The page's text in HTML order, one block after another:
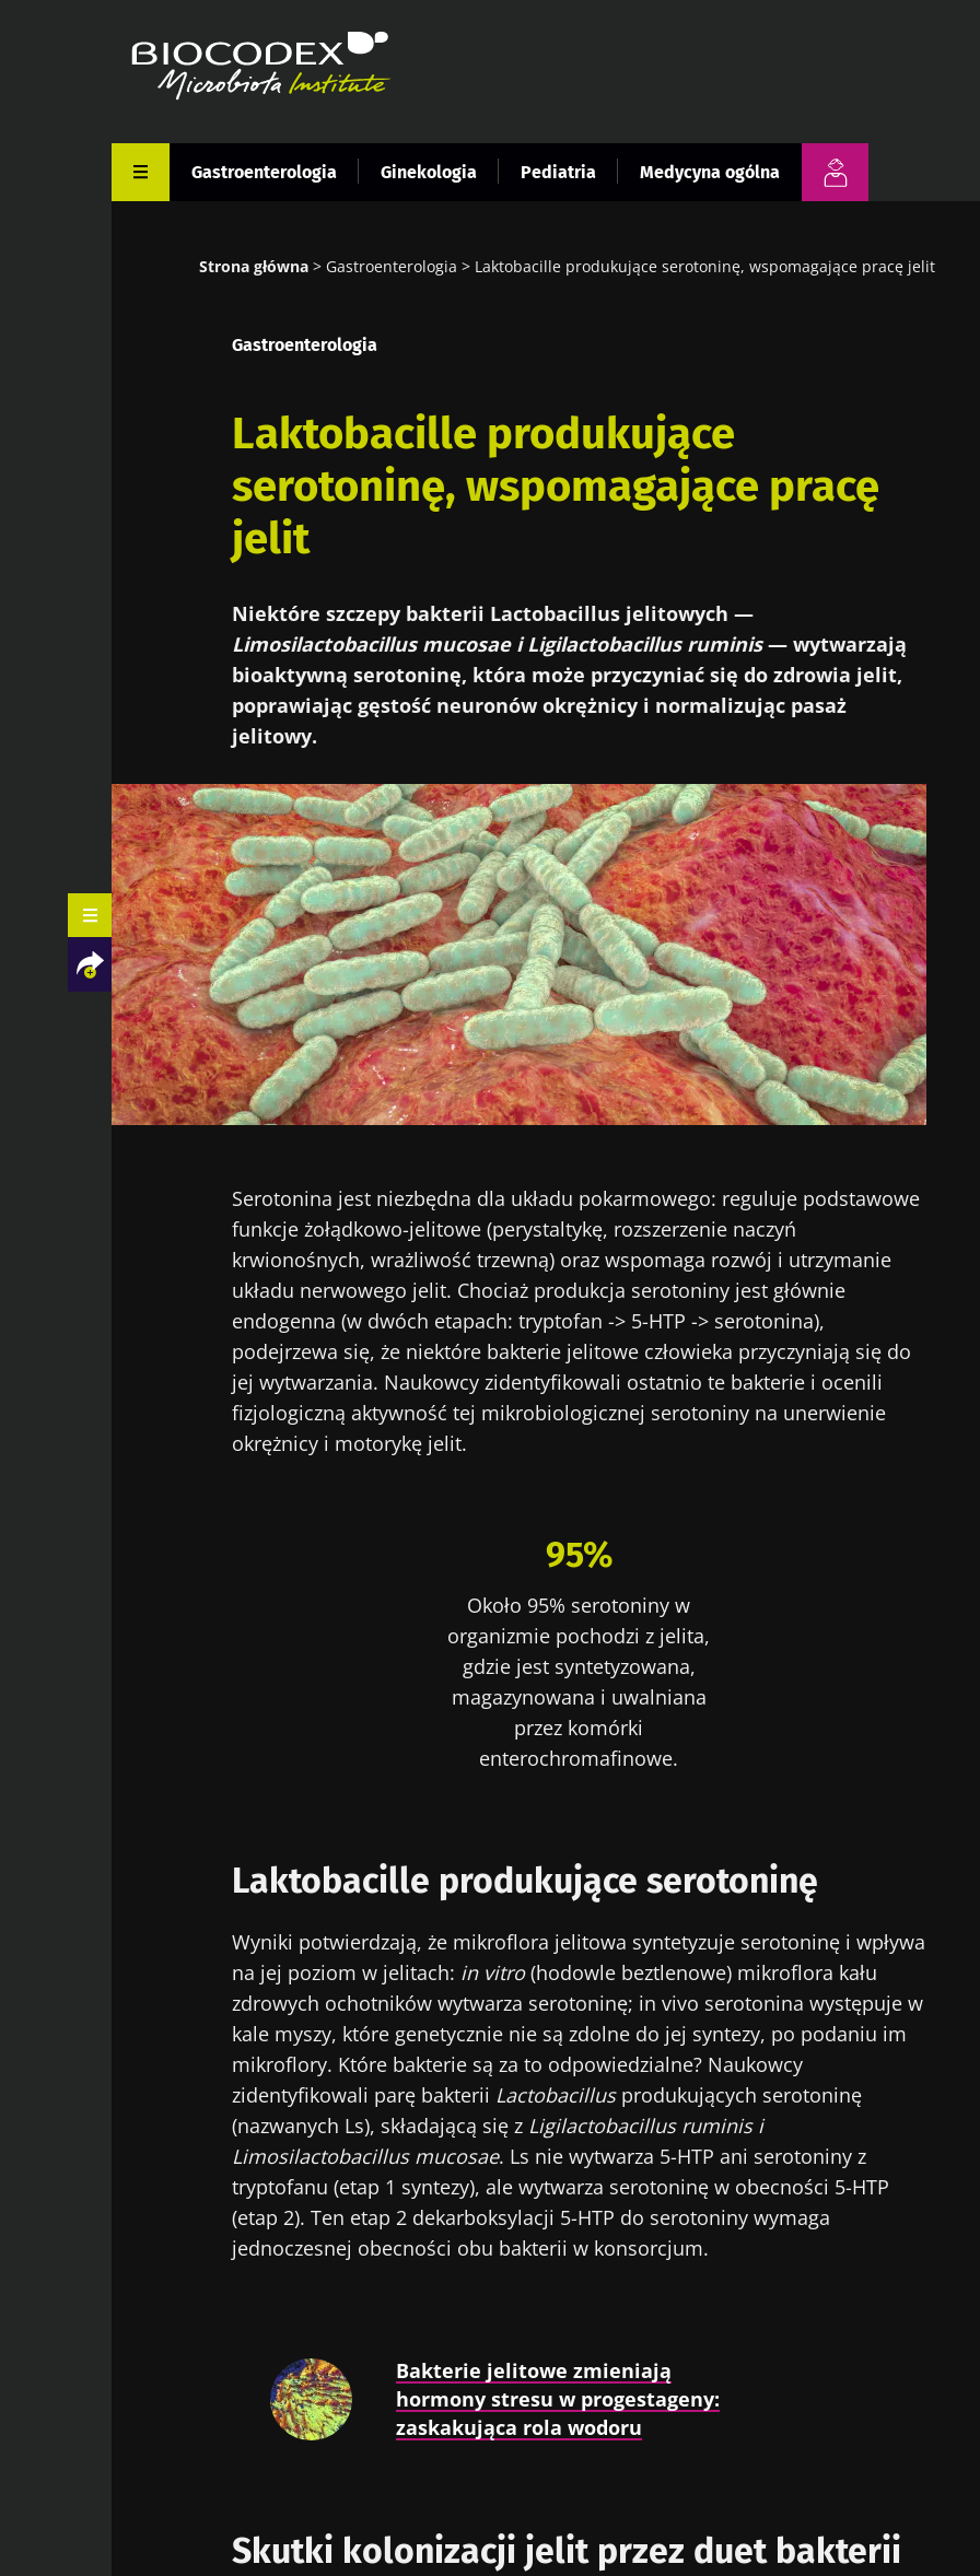
Gastroenterologia Ginekologia Pediatria Medycyna ogólna
Strona główna Gastroenterologia Laktobacille produkujące serotoninę, wspomagające pracę jelit
Gastroenterologia
Laktobacille produkujące
serotoninę, wspomagające pracę
jelit
Niektóre szczepy bakterii Lactobacillus jelitowych —
Limosilactobacillus mucosae i Ligilactobacillus ruminis— wytwarzają
bioaktywną serotoninę, która może przyczyniać się do zdrowia jelit,
poprawiając gęstość neuronów okrężnicy i normalizując pasaż
jelitowy.
Facebook
TwitterLinkedIn
Mail
Serotonina jest niezbędna dla układu pokarmowego: reguluje podstawowe
funkcje żołądkowo-jelitowe (perystaltykę, rozszerzenie naczyń
krwionośnych, wrażliwość trzewną) oraz wspomaga rozwój i utrzymanie
układu nerwowego jelit. Chociaż produkcja serotoniny jest głównie
endogenna (w dwóch etapach: tryptofan -> 5-HTP -> serotonina),
podejrzewa się, że niektóre bakterie jelitowe człowieka przyczyniają się do
jej wytwarzania. Naukowcy zidentyfikowali ostatnio te bakterie i ocenili
fizjologiczną aktywność tej mikrobiologicznej serotoniny na unerwienie
okrężnicy i motorykę jelit.
95%
Około 95% serotoniny w
organizmie pochodzi z jelita,
gdzie jest syntetyzowana,
magazynowana i uwalniana
przez komórki
enterochromafinowe.
Laktobacille produkujące serotoninę
Wyniki potwierdzają, że mikroflora jelitowa syntetyzuje serotoninę i wpływa
na jej poziom w jelitach: in vitro(hodowle beztlenowe) mikroflora kału
zdrowych ochotników wytwarza serotoninę; in vivo serotonina występuje w
kale myszy, które genetycznie nie są zdolne do jej syntezy, po podaniu im
mikroflory. Które bakterie są za to odpowiedzialne? Naukowcy
zidentyfikowali parę bakterii Lactobacillusprodukujących serotoninę
(nazwanych Ls), składającą się z Ligilactobacillus ruminis i
Limosilactobacillus mucosae. Ls nie wytwarza 5-HTP ani serotoniny z
tryptofanu (etap 1 syntezy), ale wytwarza serotoninę w obecności 5-HTP
(etap 2). Ten etap 2 dekarboksylacji 5-HTP do serotoniny wymaga
jednoczesnej obecności obu bakterii w konsorcjum.
Bakterie jelitowe zmieniają
hormony stresu w progestageny:
zaskakująca rola wodoru
Skutki kolonizacji jelit przez duet bakterii
Przekierowanie
Zamierzasz przekierować i opuszczać naszą stronę internetową
Pobyt na stronie internetowej Instytutu Microbiota BioCodex
Bądź na bieżąco
bieżąco z najnowszymi informacjami o mikrobiocie.
Zapoznałem się i akceptujęogólne warunki korzystaniaipolityka
Nie odchodź tak szybko!
Dołącz do społeczności mikrobioty dla pracowników ochrony
„Microbiota Digest” i „Magazyn dla pracowników służby zdrowia”,
bieżąco z najnowszymi informacjami o mikrobiocie.
* Pole obowiązkowe
BMI 20-35